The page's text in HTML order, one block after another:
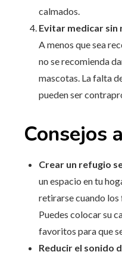
calmados.
Evitar medicar
A menos que sea
no se recomienda
mascotas. La falta
pueden ser
Consejos
Crear un refugio
un espacio en tu
retirarse cuando
Puedes colocar su
favoritos para que
Reducir el sonido